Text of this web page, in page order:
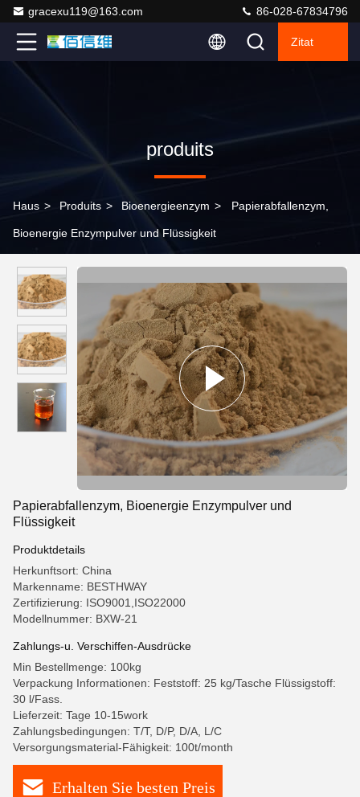
gracexu119@163.com 86-028-67834796
Zitat
produits
Haus > Produits > Bioenergieenzym > Papierabfallenzym,
Bioenergie Enzympulver und Flüssigkeit
Papierabfallenzym, Bioenergie Enzympulver und
Flüssigkeit
Produktdetails
Herkunftsort: China
Markenname: BESTHWAY
Zertifizierung: ISO9001,ISO22000
Modellnummer: BXW-21
Zahlungs-u. Verschiffen-Ausdrücke
Min Bestellmenge: 100kg
Verpackung Informationen: Feststoff: 25 kg/Tasche Flüssigstoff:
30 l/Fass.
Lieferzeit: Tage 10-15work
Zahlungsbedingungen: T/T, D/P, D/A, L/C
Versorgungsmaterial-Fähigkeit: 100t/month
Erhalten Sie besten Preis